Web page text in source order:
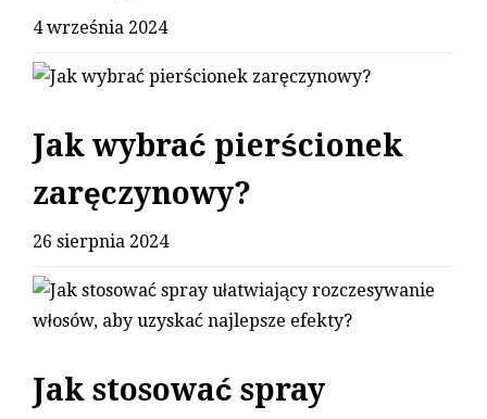
4 września 2024
Jak wybrać pierścionek
zaręczynowy?
26 sierpnia 2024
Jak stosować spray